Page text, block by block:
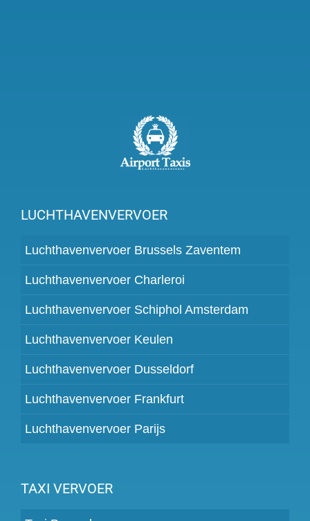
LUCHTHAVENVERVOER
Luchthavenvervoer Brussels Zaventem
Luchthavenvervoer Charleroi
Luchthavenvervoer Schiphol Amsterdam
Luchthavenvervoer Keulen
Luchthavenvervoer Dusseldorf
Luchthavenvervoer Frankfurt
Luchthavenvervoer Parijs
TAXI VERVOER